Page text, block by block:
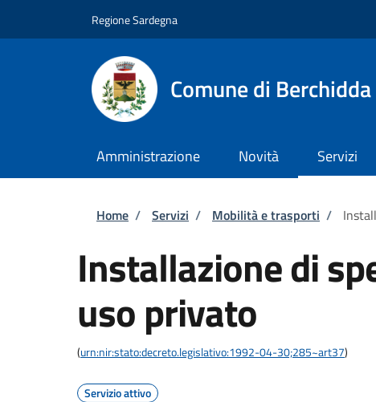
Regione Sardegna
Comune di Berchidda
Amministrazione Novità Servizi
Briciole di pane
Home / Servizi / Mobilità e trasporti /
Installazione di
uso privato
(urn:nir:stato:decreto.legislativo:1992-04-30;285~art37)
Servizio attivo